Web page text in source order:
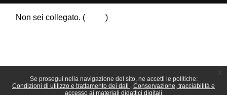
Se prosegui nella navigazione del sito, ne accetti le politiche:
Condizioni di utilizzo e trattamento dei dati
Conservazione, tracciabilità e
accesso ai materiali didattici digitali
Non sei collegato. (
)